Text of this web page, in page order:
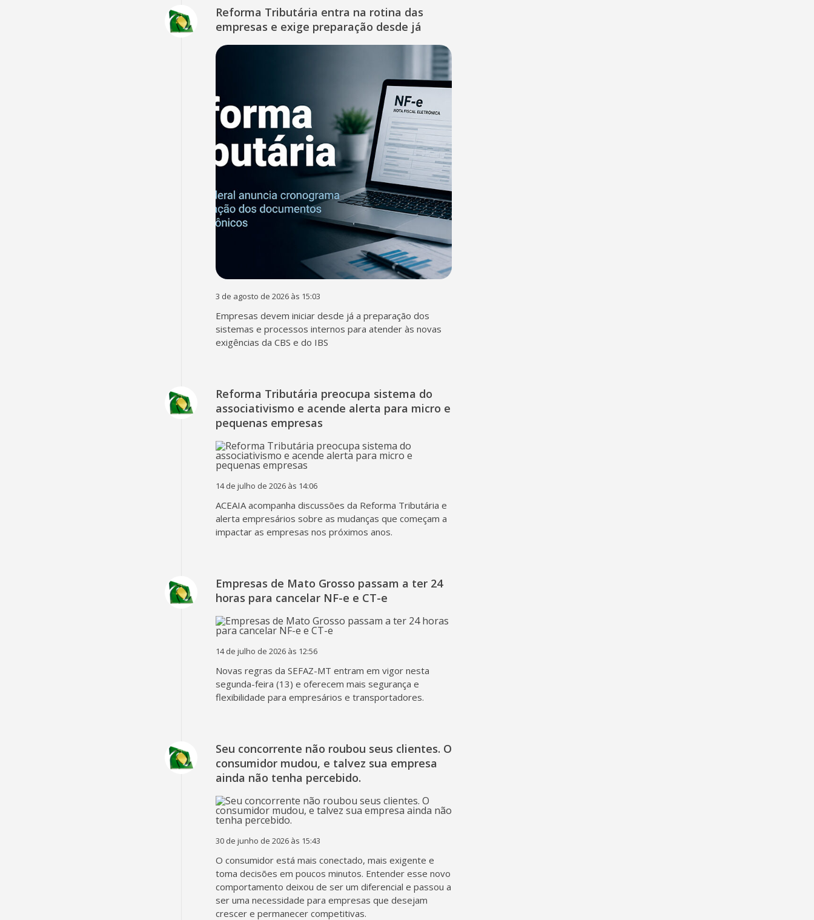
Reforma Tributária entra na rotina das
empresas e exige preparação desde já
3 de agosto de 2026 às 15:03
Empresas devem iniciar desde já a preparação dos
sistemas e processos internos para atender às novas
exigências da CBS e do IBS
Reforma Tributária preocupa sistema do
associativismo e acende alerta para micro e
pequenas empresas
14 de julho de 2026 às 14:06
ACEAIA acompanha discussões da Reforma Tributária e
alerta empresários sobre as mudanças que começam a
impactar as empresas nos próximos anos.
Empresas de Mato Grosso passam a ter 24
horas para cancelar NF-e e CT-e
14 de julho de 2026 às 12:56
Novas regras da SEFAZ-MT entram em vigor nesta
segunda-feira (13) e oferecem mais segurança e
flexibilidade para empresários e transportadores.
Seu concorrente não roubou seus clientes. O
consumidor mudou, e talvez sua empresa
ainda não tenha percebido.
30 de junho de 2026 às 15:43
O consumidor está mais conectado, mais exigente e
toma decisões em poucos minutos. Entender esse novo
comportamento deixou de ser um diferencial e passou a
ser uma necessidade para empresas que desejam
crescer e permanecer competitivas.